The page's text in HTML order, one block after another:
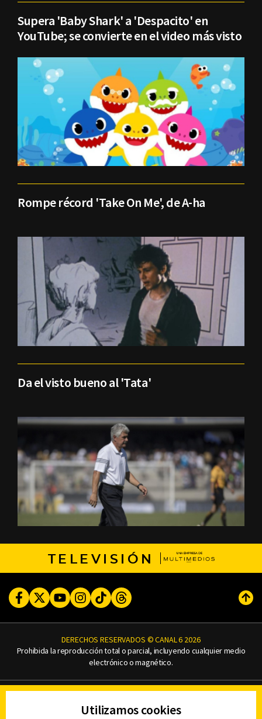
Supera 'Baby Shark' a 'Despacito' en
YouTube; se convierte en el video más visto
Rompe récord 'Take On Me', de A-ha
Da el visto bueno al 'Tata'
TELEVISIÓN
FacebookTwitterYoutubeInstagram
TikTokThreads
DERECHOS RESERVADOS © CANAL 6 2026
Prohibida la reproducción total o parcial, incluyendo cualquier medio
electrónico o magnético.
AVISO DE PRIVACIDAD
Utilizamos cookies